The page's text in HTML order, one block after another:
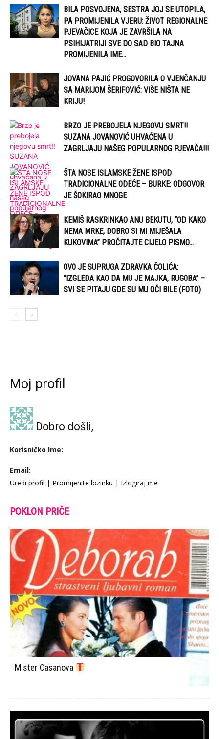
BILA POSVOJENA, SESTRA JOJ SE UTOPILA,
PA PROMIJENILA VJERU: ŽIVOT REGIONALNE
PJEVAČICE KOJA JE ZAVRŠILA NA
PSIHIJATRIJI SVE DO SAD BIO TAJNA
PROMIJENILA IME...
JOVANA PAJIĆ PROGOVORILA O VJENČANJU
SA MARIJOM ŠERIFOVIĆ: VIŠE NIŠTA NE
KRIJU!
BRZO JE PREBOJELA NJEGOVU SMRT!!
SUZANA JOVANOVIĆ UHVAĆENA U
ZAGRLJAJU NAŠEG POPULARNOG PJEVAČA!!!
ŠTA NOSE ISLAMSKE ŽENE ISPOD
TRADICIONALNE ODEĆE – BURKE: ODGOVOR
JE ŠOKIRAO MNOGE
KEMIŠ RASKRINKAO ANU BEKUTU, “OD KAKO
NEMA MRKE, DOBRO SI MI MIJEŠALA
KUKOVIMA” PROČITAJTE CIJELO PISMO…
0V0 JE SUPRUGA ZDRAVKA ČOLIĆA:
“IZGLEDA KAO DA MU JE MAJKA, RUG0BA” –
SVI SE PITAJU GDE SU MU OČI BILE (FOTO)
Moj profil
Dobro došli,
Korisničko Ime:
Email:
Uredi profil | Promijenite lozinku | Izlogiraj me
POKLON PRIČE
Mister Casanova